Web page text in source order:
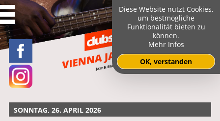
SONNTAG, 26. APRIL 2026
Diese Website nutzt Cookies,
um bestmögliche
Funktionalität bieten zu
können.
Mehr Infos
OK, verstanden